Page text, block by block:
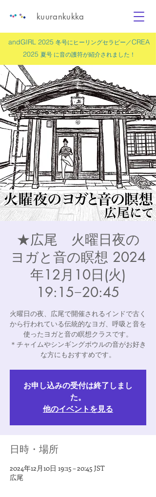
andGIRL 2025 冬号にヒーリングセラピー／CREA
2025 夏号 に音の護符が紹介されました！
kuurankukka
★広尾 火曜日夜の
ヨガと音の瞑想 2024
年12月10日(火)
19:15−20:45
火曜日の夜、広尾で開催されるインドで古く
から行われている伝統的なヨガ、呼吸と音を
使ったヨガと音の瞑想クラスです。
＊チャイムやシンギングボウルの音がお好き
な方にもおすすめです。
お申し込みの受付は終了しまし
た。
他のイベントを見る
日時・場所
2024年12月10日 19:15 – 20:45 JST
広尾